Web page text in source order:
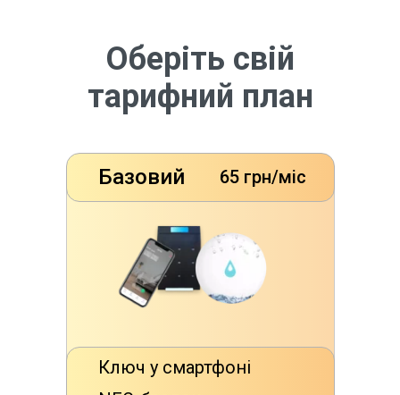
Базовий 65 грн/міс
Оберіть свій
тарифний план
Ключ у смартфоні